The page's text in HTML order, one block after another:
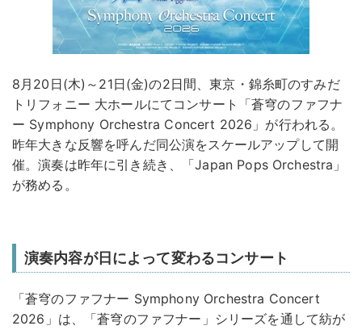
8月20日(木)～21日(金)の2日間、東京・錦糸町のすみだ
トリフォニー 大ホールにてコンサート「蒼穹のファフナ
ー Symphony Orchestra Concert 2026」が行われる。
昨年大きな反響を呼んだ同公演をスケールアップして開
催。演奏は昨年に引き続き、「Japan Pops Orchestra」
が務める。
演奏内容が日によって変わるコンサート
「蒼穹のファフナー Symphony Orchestra Concert
2026」は、「蒼穹のファフナー」シリーズを通して紡が